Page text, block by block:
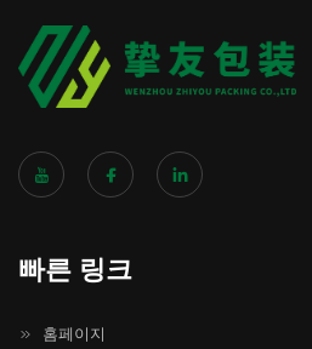
빠른 링크
홈페이지